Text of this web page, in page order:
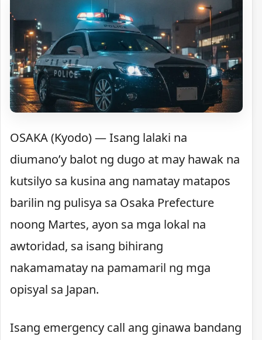
OSAKA (Kyodo) — Isang lalaki na
diumano’y balot ng dugo at may hawak na
kutsilyo sa kusina ang namatay matapos
barilin ng pulisya sa Osaka Prefecture
noong Martes, ayon sa mga lokal na
awtoridad, sa isang bihirang
nakamamatay na pamamaril ng mga
opisyal sa Japan.
Isang emergency call ang ginawa bandang